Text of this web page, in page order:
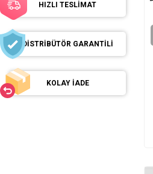
HIZLI TESLİMAT
DİSTRİBÜTÖR GARANTİLİ
KOLAY İADE